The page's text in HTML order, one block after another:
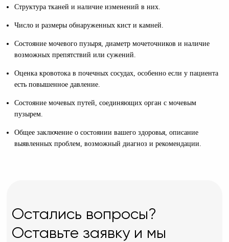
Структура тканей и наличие изменений в них.
Число и размеры обнаруженных кист и камней.
Состояние мочевого пузыря, диаметр мочеточников и наличие
возможных препятствий или сужений.
Оценка кровотока в почечных сосудах, особенно если у пациента
есть повышенное давление.
Состояние мочевых путей, соединяющих орган с мочевым
пузырем.
Общее заключение о состоянии вашего здоровья, описание
выявленных проблем, возможный диагноз и рекомендации.
Остались вопросы?
Оставьте заявку и мы